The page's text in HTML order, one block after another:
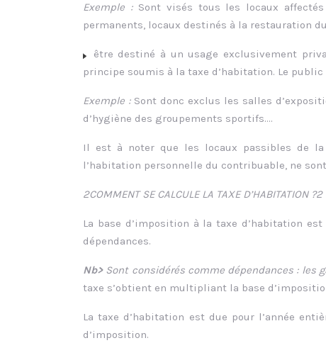
Exemple :Sont visés tous les locaux affectés
permanents, locaux destinés à la restauration
être destiné à un usage exclusivement
principe soumis à la taxe d’habitation. Le
Exemple :Sont donc exclus les salles
d’hygiène des groupements sportifs….
Il est à noter que les locaux passibles de
l’habitation personnelle du contribuable, ne
2COMMENT SE CALCULE LA TAXE D’HABITATION ?2
La base d’imposition à la taxe d’habitation
dépendances.
Nb>Sont considérés comme dépendances : les
taxe s’obtient en multipliant la base
La taxe d’habitation est due pour l’année
d’imposition.